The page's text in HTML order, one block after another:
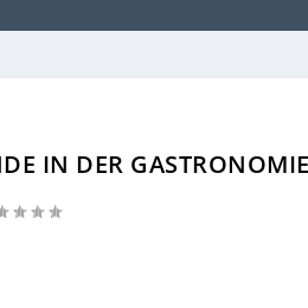
IN DER GASTRONOMIE